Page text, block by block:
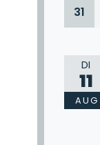
31
DI
11
AUG